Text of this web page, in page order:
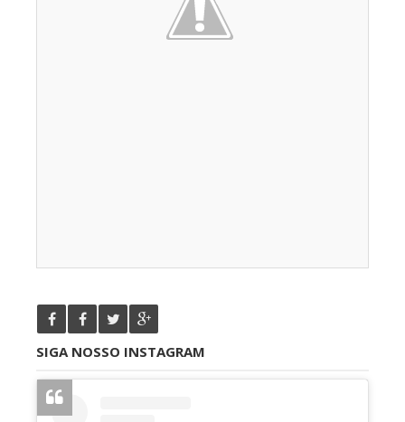
SIGA NOSSO INSTAGRAM